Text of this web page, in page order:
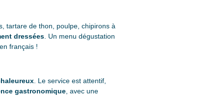
tartare de thon, poulpe, chipirons à
dressées. Un menu dégustation
français !
. Le service est attentif,
gastronomique, avec une